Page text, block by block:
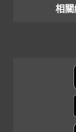
相